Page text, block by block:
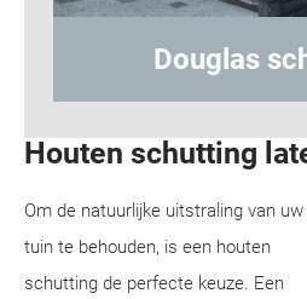
Hout-
Houten schutting
Om de natuurlijke uitstraling van uw
tuin te behouden, is een houten
schutting de perfecte keuze. Een